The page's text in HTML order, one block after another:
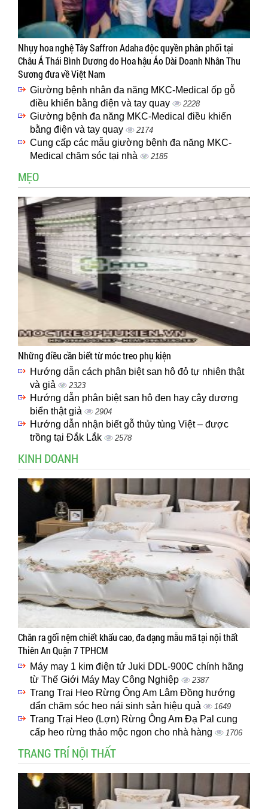
Nhụy hoa nghệ Tây Saffron Adaha độc quyền phân phối tại
Châu Á Thái Bình Dương do Hoa hậu Áo Dài Doanh Nhân Thu
Sương đưa về Việt Nam
Giường bệnh nhân đa năng MKC-Medical ốp gỗ
điều khiển bằng điện và tay quay
2228
Giường bệnh đa năng MKC-Medical điều khiển
bằng điện và tay quay
2174
Cung cấp các mẫu giường bệnh đa năng MKC-
Medical chăm sóc tại nhà
2185
MẸO
Những điều cần biết từ móc treo phụ kiện
Hướng dẫn cách phân biệt san hô đỏ tự nhiên thật
và giả
2323
Hướng dẫn phân biệt san hô đen hay cây dương
biển thật giả
2904
Hướng dẫn nhận biết gỗ thủy tùng Việt – được
trồng tại Đắk Lắk
2578
KINH DOANH
Chăn ra gối nệm chiết khấu cao, đa dạng mẫu mã tại nội thất
Thiên An Quận 7 TPHCM
Máy may 1 kim điện tử Juki DDL-900C chính hãng
từ Thế Giới Máy May Công Nghiệp
2387
Trang Trại Heo Rừng Ông Am Lâm Đồng hướng
dẩn chăm sóc heo nái sinh sản hiệu quả
1649
Trang Trại Heo (Lợn) Rừng Ông Am Đạ Pal cung
cấp heo rừng thảo mộc ngon cho nhà hàng
1706
TRANG TRÍ NỘI THẤT